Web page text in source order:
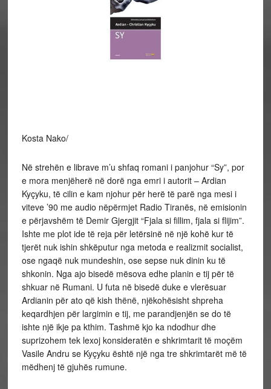
Kosta Nako/
Në strehën e librave m’u shfaq romani i panjohur “Sy”, por
e mora menjëherë në dorë nga emri i autorit – Ardian
Kyçyku, të cilin e kam njohur për herë të parë nga mesi i
viteve ’90 me audio nëpërmjet Radio Tiranës, në emisionin
e përjavshëm të Demir Gjergjit “Fjala si fillim, fjala si flijim”.
Ishte me plot ide të reja për letërsinë në një kohë kur të
tjerët nuk ishin shkëputur nga metoda e realizmit socialist,
ose ngaqë nuk mundeshin, ose sepse nuk dinin ku të
shkonin. Nga ajo bisedë mësova edhe planin e tij për të
shkuar në Rumani. U futa në bisedë duke e vlerësuar
Ardianin për ato që kish thënë, njëkohësisht shpreha
keqardhjen për largimin e tij, me parandjenjën se do të
ishte një ikje pa kthim. Tashmë kjo ka ndodhur dhe
suprizohem tek lexoj konsideratën e shkrimtarit të moçëm
Vasile Andru se Kyçyku është një nga tre shkrimtarët më të
mëdhenj të gjuhës rumune.